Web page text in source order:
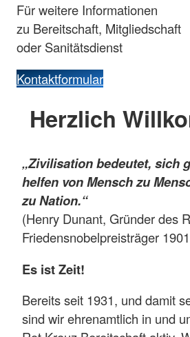
Für weitere Informationen
zu Bereitschaft, Mitgliedschaft
oder Sanitätsdienst
Kontaktformular
Herzlich
„Zivilisation bedeutet, sich
helfen von Mensch zu
zu Nation.“
(Henry Dunant, Gründer des
Friedensnobelpreisträger
Es ist Zeit!
Bereits seit 1931, und damit
sind wir ehrenamtlich in und